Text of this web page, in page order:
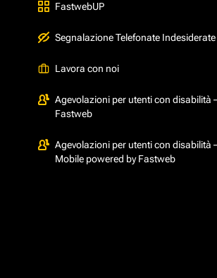
FastwebUP
Segnalazione Telefonate Indesiderate
Lavora con noi
Agevolazioni per utenti con disabilità
Fastweb
Agevolazioni per utenti con disabilità
Mobile powered by Fastweb